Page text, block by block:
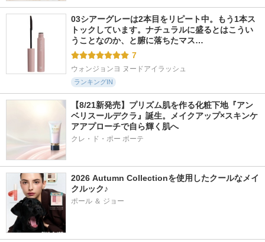
03シアーグレーは2本目をリピート中。もう1本ス
トックしています。ナチュラルに盛るとはこうい
うことなのか、と腑に落ちたマス…
7
ウォンジョンヨ ヌードアイラッシュ
ランキングIN
【8/21新発売】プリズム肌を作る化粧下地『アン
ベリスールデクラ』誕生。メイクアップ×スキンケ
アアプローチで自ら輝く肌へ
クレ・ド・ポー ボーテ
2026 Autumn Collectionを使用したクールなメイ
クルック♪
ポール ＆ ジョー